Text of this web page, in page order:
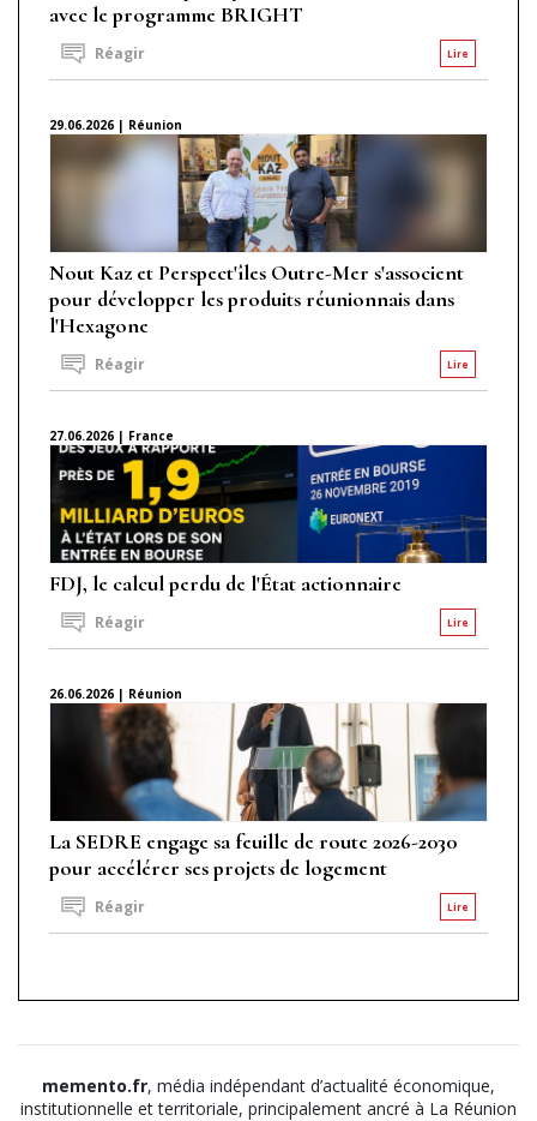
avec le programme BRIGHT
Lire
Réagir
29.06.2026 | Réunion
Nout Kaz et Perspect'îles Outre-Mer s'associent
pour développer les produits réunionnais dans
l'Hexagone
Lire
Réagir
27.06.2026 | France
FDJ, le calcul perdu de l'État actionnaire
Lire
Réagir
26.06.2026 | Réunion
La SEDRE engage sa feuille de route 2026-2030
pour accélérer ses projets de logement
Lire
Réagir
memento.fr, média indépendant d’actualité économique,
institutionnelle et territoriale, principalement ancré à La Réunion